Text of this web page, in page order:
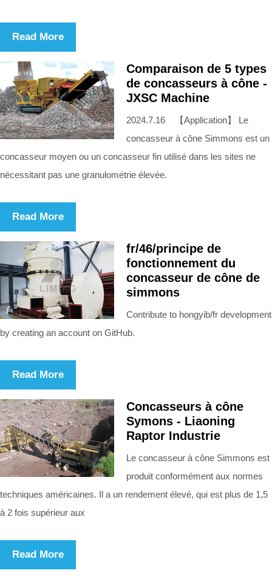
Read More
Comparaison de 5 types
de concasseurs à cône -
JXSC Machine
2024.7.16 【Application】 Le
concasseur à cône Simmons est un
concasseur moyen ou un concasseur fin utilisé dans les sites ne
nécessitant pas une granulométrie élevée.
Read More
fr/46/principe de
fonctionnement du
concasseur de cône de
simmons
Contribute to hongyib/fr development
by creating an account on GitHub.
Read More
Concasseurs à cône
Symons - Liaoning
Raptor Industrie
Le concasseur à cône Simmons est
produit conformément aux normes
techniques américaines. Il a un rendement élevé, qui est plus de 1,5
à 2 fois supérieur aux
Read More